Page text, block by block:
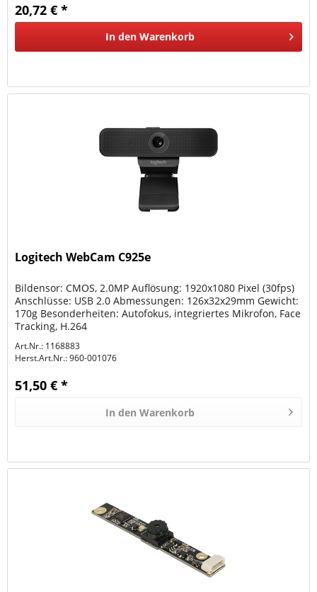
20,72 € *
In den Warenkorb
Logitech WebCam C925e
Bildensor: CMOS, 2.0MP Auflösung: 1920x1080 Pixel (30fps)
Anschlüsse: USB 2.0 Abmessungen: 126x32x29mm Gewicht:
170g Besonderheiten: Autofokus, integriertes Mikrofon, Face
Tracking, H.264
Art.Nr.: 1168883
Herst.Art.Nr.:960-001076
51,50 € *
In den Warenkorb